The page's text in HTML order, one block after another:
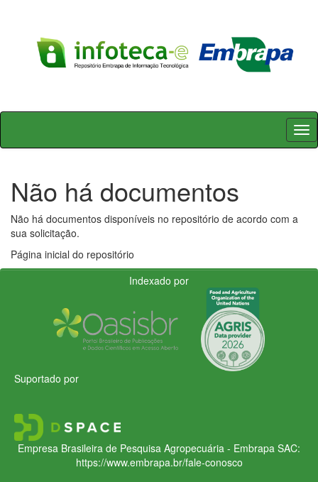
Skip
Não há documentos
Não há documentos disponíveis no repositório de acordo com a
sua solicitação.
Página inicial do repositório
Indexado por
Suportado por
Empresa Brasileira de Pesquisa Agropecuária - Embrapa SAC:
https://www.embrapa.br/fale-conosco